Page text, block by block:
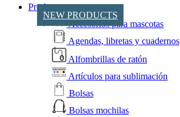
NEW PRODUCTS
Productos
Accesorios para mascotas
Agendas, libretas y cuadernos
Alfombrillas de ratón
Artículos para sublimación
Bolsas
Bolsas mochilas